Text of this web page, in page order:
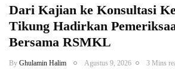
Dari Kajian ke Konsultasi
Tikung Hadirkan
Bersama RSMKL
By Ghulamin Halim Agustus 9, 2026 3 Mins